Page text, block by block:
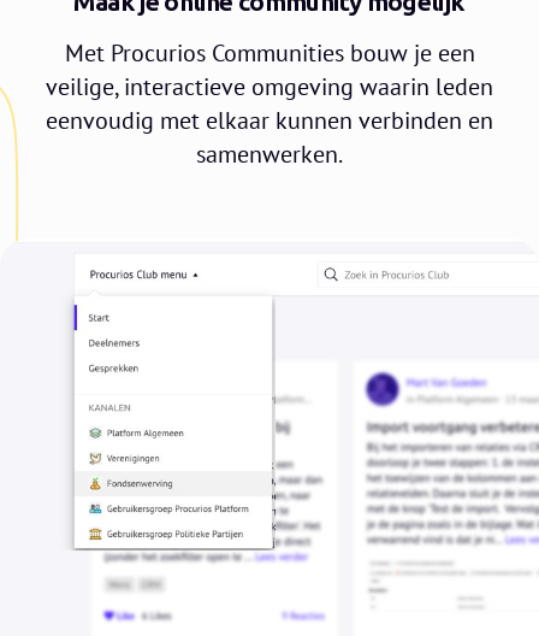
Met Procurios Communities bouw je een
veilige, interactieve omgeving waarin leden
eenvoudig met elkaar kunnen verbinden en
samenwerken.